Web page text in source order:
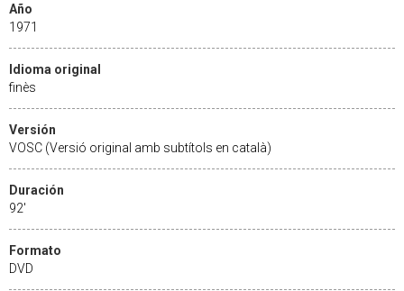
Año
1971
Idioma original
finès
Versión
VOSC (Versió original amb subtítols en català)
Duración
92'
Formato
DVD